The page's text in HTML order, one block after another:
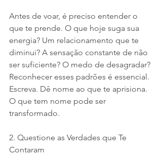
Antes de voar, é preciso entender o
que te prende. O que hoje suga sua
energia? Um relacionamento que te
diminui? A sensação constante de não
ser suficiente? O medo de desagradar?
Reconhecer esses padrões é essencial.
Escreva. Dê nome ao que te aprisiona.
O que tem nome pode ser
transformado.
2. Questione as Verdades que Te
Contaram